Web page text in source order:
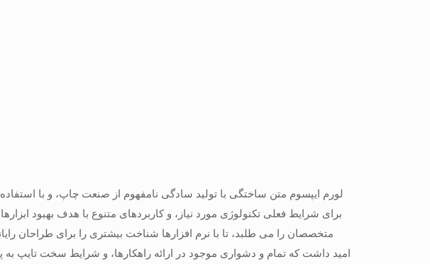
لورم ایپسوم متن ساختگی با تولید سادگی نامفهوم از صنعت چاپ، و با
برای شرایط فعلی تکنولوژی مورد نیاز، و کاربردهای متنوع با هدف بهبود
متخصصان را می طلبد، تا با نرم افزارها شناخت بیشتری را برای طراحان
امید داشت که تمام و دشواری موجود در ارائه راهکارها، و شرایط سخت تایپ